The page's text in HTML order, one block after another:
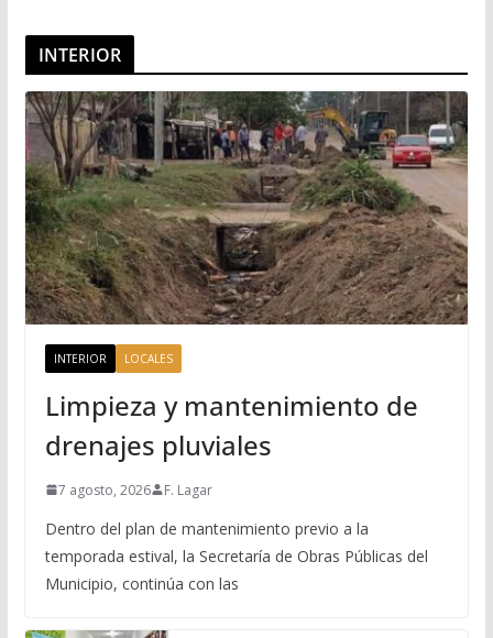
INTERIOR
INTERIOR LOCALES
Limpieza y mantenimiento de
drenajes pluviales
7 agosto, 2026 F. Lagar
Dentro del plan de mantenimiento previo a la
temporada estival, la Secretaría de Obras Públicas del
Municipio, continúa con las